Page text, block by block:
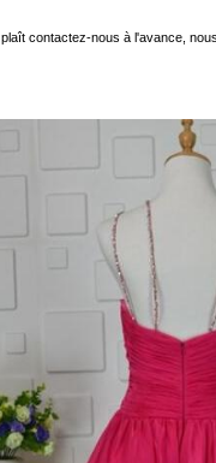
contactez-nous à l'avance,